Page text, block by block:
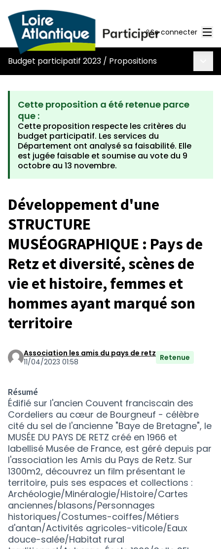
Se connecter
Budget participatif 2023 / Propositions
Cette proposition a été retenue parce
que :
Cette proposition respecte les critères du
budget participatif. Les services du
Département ont analysé sa faisabilité. Elle
est jugée faisable et soumise au vote du 9
octobre au 13 novembre.
Développement d'une
STRUCTURE
MUSÉOGRAPHIQUE : Pays de
Retz et diversité, scènes de
vie et histoire, femmes et
hommes ayant marqué son
territoire
Association les amis du pays de retz
11/04/2023 01:58
Retenue
Résumé
Édifié sur l'ancien Couvent franciscain des
Cordeliers au cœur de Bourgneuf - célèbre
cité du sel de l'ancienne "Baye de Bretagne", le
MUSÉE DU PAYS DE RETZ créé en 1966 et
labellisé Musée de France, est géré depuis par
l'association les Amis du Pays de Retz. Sur
1300m2, découvrez un film présentant le
territoire, puis ses espaces et collections :
Archéologie/Minéralogie/Histoire/Cartes
anciennes/blasons/Personnages
historiques/Costumes-coiffes/Métiers
d'antan/Activités agricoles-viticole/Eaux
douce-salée/Habitat rural